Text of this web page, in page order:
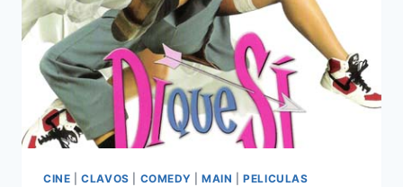
CINE |CLAVOS COMEDY MAIN |PELICULAS